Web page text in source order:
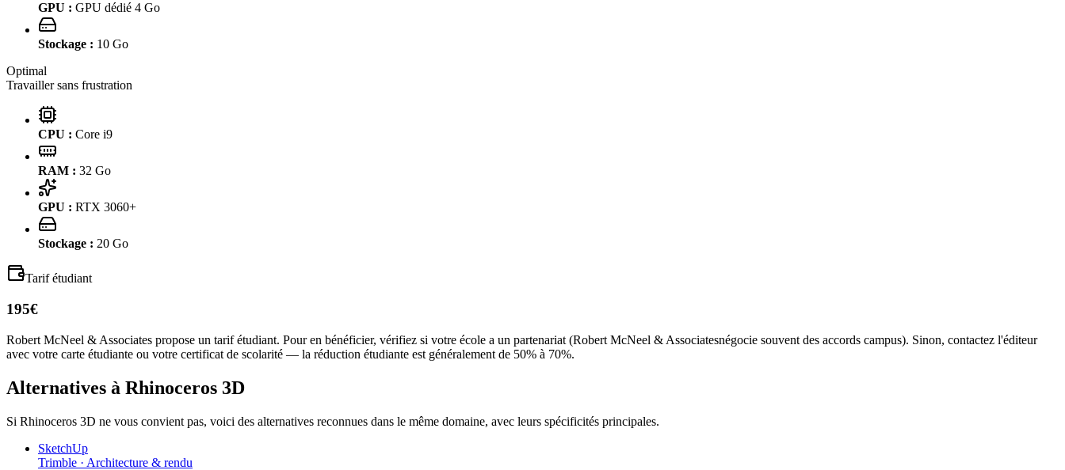
GPU : GPU dédié 4 Go
Stockage : 10 Go
Optimal
Travailler sans frustration
CPU : Core i9
RAM : 32 Go
GPU : RTX 3060+
Stockage : 20 Go
Tarif étudiant
195€
Robert McNeel & Associates propose un tarif étudiant. Pour en bénéficier, vérifiez si votre école a un partenariat (Robert McNeel & Associatesnégocie souvent des accords campus). Sinon, contactez l'éditeur
avec votre carte étudiante ou votre certificat de scolarité — la réduction étudiante est généralement de 50% à 70%.
Alternatives à Rhinoceros 3D
Si Rhinoceros 3D ne vous convient pas, voici des alternatives reconnues dans le même domaine, avec leurs spécificités principales.
SketchUp
Trimble · Architecture & rendu